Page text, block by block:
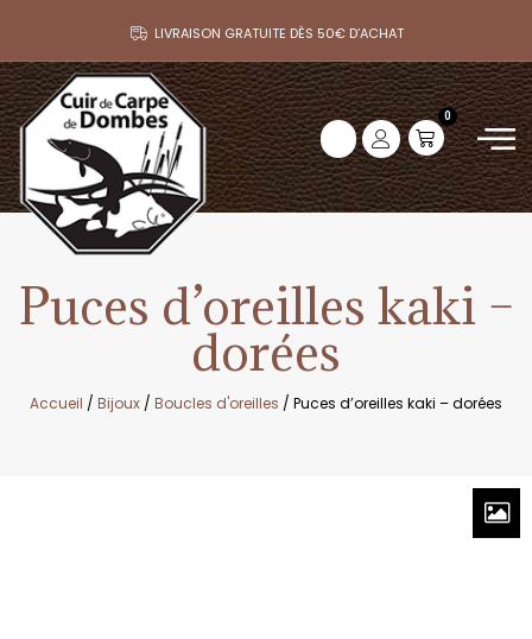
LIVRAISON GRATUITE DÈS 50€ D’ACHAT
0
Puces d’oreilles kaki –
dorées
Accueil / Bijoux / Boucles d'oreilles / Puces d’oreilles kaki – dorées